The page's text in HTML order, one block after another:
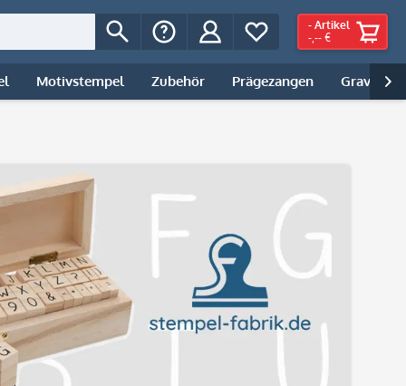
- Artikel
-,-- €
Motivstempel Zubehör Prägezangen Gravur |
